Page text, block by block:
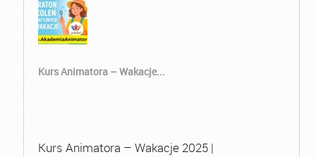
Kurs Animatora – Wakacje...
Kurs Animatora – Wakacje 2025 |